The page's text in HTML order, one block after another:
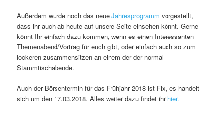
Außerdem wurde noch das neueJahresprogramm vorgestellt,
dass ihr auch ab heute auf unsere Seite einsehen könnt. Gerne
könnt Ihr einfach dazu kommen, wenn es einen Interessanten
Themenabend/Vortrag für euch gibt, oder einfach auch so zum
lockeren zusammensitzen an einem der der normal
Stammtischabende.
Auch der Börsentermin für das Frühjahr 2018 ist Fix, es handelt
sich um den 17.03.2018. Alles weiter dazu findet ihr hier.